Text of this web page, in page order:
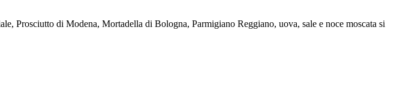
Prosciutto di Modena, Mortadella di Bologna, Parmigiano Reggiano, uova, sale e noce moscata si